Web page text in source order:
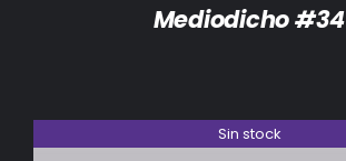
Mediodicho #34
Sin stock